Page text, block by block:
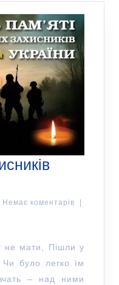
Немає коментарів
не мати, Пішли у
Чи було легко їм
– над ними